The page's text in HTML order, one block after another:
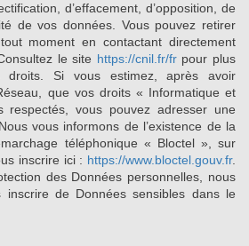
d’effacement, d’opposition, de
de vos données. Vous pouvez retirer
moment en contactant directement
le site https://cnil.fr/frpour plus
droits. Si vous estimez, après avoir
que vos droits « Informatique et
vous pouvez adresser une
vous informons de l’existence de la
téléphonique « Bloctel », sur
inscrire ici : https://www.bloctel.gouv.fr.
des Données personnelles, nous
de Données sensibles dans le